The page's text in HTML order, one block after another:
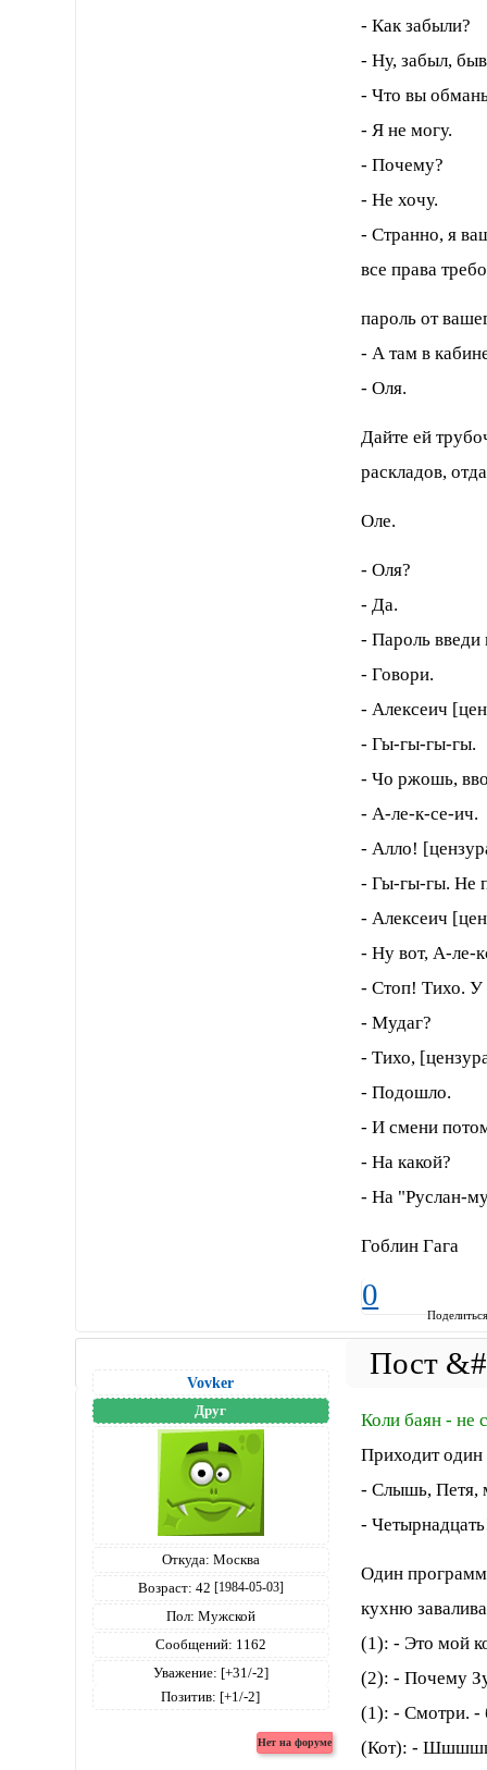
- Как забыли?
- Ну, забыл,
- Что вы
- Я не могу.
- Почему?
- Не хочу.
- Странно, я
все права
пароль от
- А там в
- Оля.
Дайте ей
раскладов,
Оле.
- Оля?
- Да.
- Пароль
- Говори.
- Алексеич
- Гы-гы-гы-гы.
- Чо ржошь,
- А-ле-к-се-ич.
- Алло!
- Гы-гы-гы. Не
- Алексеич
- Ну вот, А-ле-
- Стоп! Тихо. У
- Мудаг?
- Тихо,
- Подошло.
- И смени
- На какой?
- На "Руслан-
Гоблин Гага
0
Vovker
Друг
Откуда: Москва
Возраст: 42 [1984-05-03]
Пол: Мужской
Сообщений: 1162
Уважение: [+31/-2]
Позитив: [+1/-2]
Коли баян - не
Приходит
- Слышь, Петя,
-
Один
кухню
(1): - Это мой
(2): - Почему
(1): - Смотpи. -
(Кот): -